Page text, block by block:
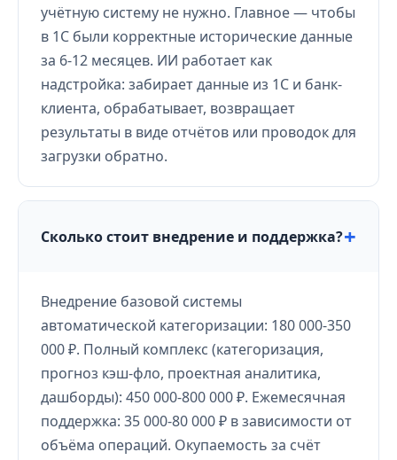
учётную систему не нужно. Главное — чтобы
в 1С были корректные исторические данные
за 6-12 месяцев. ИИ работает как
надстройка: забирает данные из 1С и банк-
клиента, обрабатывает, возвращает
результаты в виде отчётов или проводок для
загрузки обратно.
Сколько стоит внедрение и поддержка?
Внедрение базовой системы
автоматической категоризации: 180 000-350
000 ₽. Полный комплекс (категоризация,
прогноз кэш-фло, проектная аналитика,
дашборды): 450 000-800 000 ₽. Ежемесячная
поддержка: 35 000-80 000 ₽ в зависимости от
объёма операций. Окупаемость за счёт